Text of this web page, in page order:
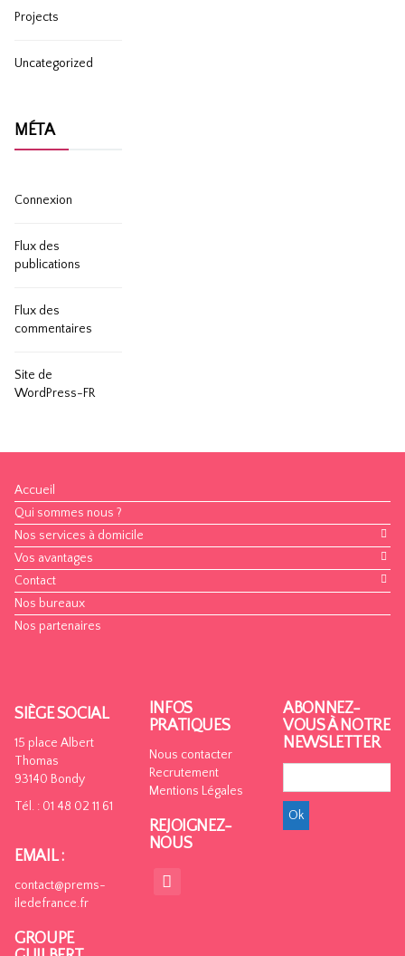
Projects
Uncategorized
MÉTA
Connexion
Flux des
publications
Flux des
commentaires
Site de
WordPress-FR
Accueil
Qui sommes nous ?
Nos services à domicile
Vos avantages
Contact
Nos bureaux
Nos partenaires
SIÈGE SOCIAL
15 place Albert
Thomas
93140 Bondy
Tél. : 01 48 02 11 61
EMAIL :
contact@prems-
iledefrance.fr
GROUPE
INFOS
PRATIQUES
Nous contacter
Recrutement
Mentions Légales
REJOIGNEZ-
NOUS
ABONNEZ-
VOUS À NOTRE
NEWSLETTER